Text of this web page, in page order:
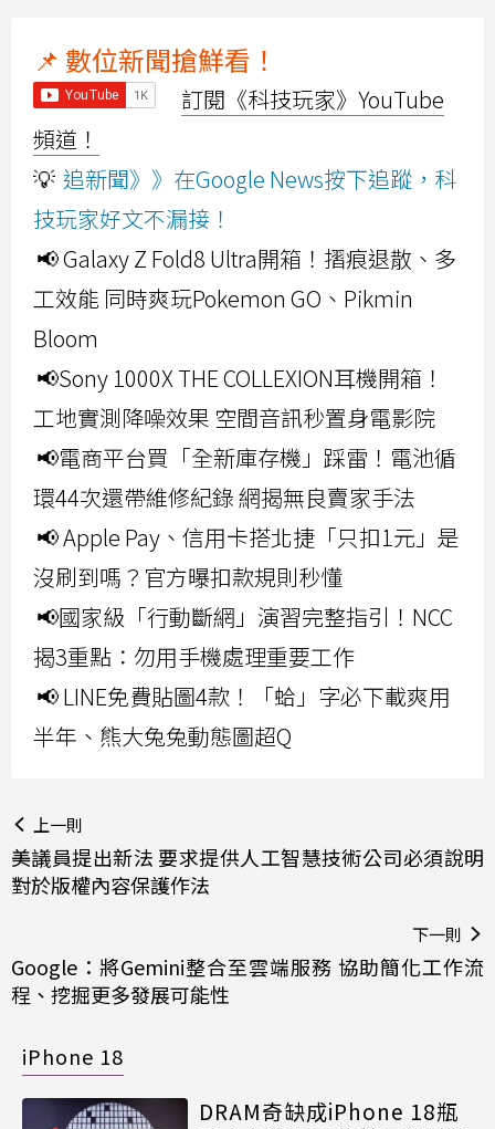
📌 數位新聞搶鮮看！
訂閱《科技玩家》YouTube
頻道！
💡 追新聞》》在Google News按下追蹤，科
技玩家好文不漏接！
📢 Galaxy Z Fold8 Ultra開箱！摺痕退散、多
工效能 同時爽玩Pokemon GO、Pikmin
Bloom
📢Sony 1000X THE COLLEXION耳機開箱！
工地實測降噪效果 空間音訊秒置身電影院
📢電商平台買「全新庫存機」踩雷！電池循
環44次還帶維修紀錄 網揭無良賣家手法
📢 Apple Pay、信用卡搭北捷「只扣1元」是
沒刷到嗎？官方曝扣款規則秒懂
📢國家級「行動斷網」演習完整指引！NCC
揭3重點：勿用手機處理重要工作
📢 LINE免費貼圖4款！「蛤」字必下載爽用
半年、熊大兔兔動態圖超Q
上一則
美議員提出新法 要求提供人工智慧技術公司必須說明
對於版權內容保護作法
下一則
Google：將Gemini整合至雲端服務 協助簡化工作流
程、挖掘更多發展可能性
iPhone 18
DRAM奇缺成iPhone 18瓶